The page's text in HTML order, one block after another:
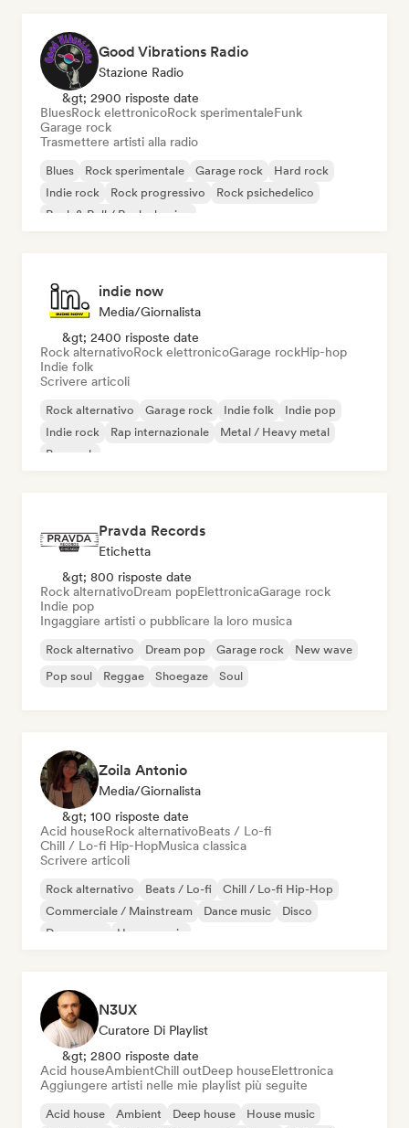
Good Vibrations Radio
Stazione Radio
&gt; 2900 risposte date
BluesRock elettronicoRock sperimentaleFunk
Garage rock
Trasmettere artisti alla radio
Blues Rock sperimentale Garage rock
Hard rock
Indie rock
Rock progressivo
Rock psichedelico
Rock & Roll / Rock classico
indie now
Media/Giornalista
&gt; 2400 risposte date
Rock alternativoRock elettronicoGarage rockHip-hop
Indie folk
Scrivere articoli
Rock alternativo Garage rock Indie folk
Indie pop
Indie rock
Rap internazionale
Metal / Heavy metal
Pop rock
Pravda Records
Etichetta
&gt; 800 risposte date
Rock alternativoDream popElettronicaGarage rock
Indie pop
Ingaggiare artisti o pubblicare la loro musica
Rock alternativo Dream pop Garage rock
New wave
Pop soul
Reggae Shoegaze Soul
Zoila Antonio
Media/Giornalista
&gt; 100 risposte date
Acid houseRock alternativoBeats / Lo-fi
Chill / Lo-fi Hip-HopMusica classica
Scrivere articoli
Rock alternativo Beats / Lo-fi
Chill / Lo-fi Hip-Hop
Commerciale / Mainstream
Dance music
Disco
Dream pop
House music
N3UX
Curatore Di Playlist
&gt; 2800 risposte date
Acid houseAmbientChill outDeep houseElettronica
Aggiungere artisti nelle mie playlist più seguite
Acid house Ambient Deep house
House music